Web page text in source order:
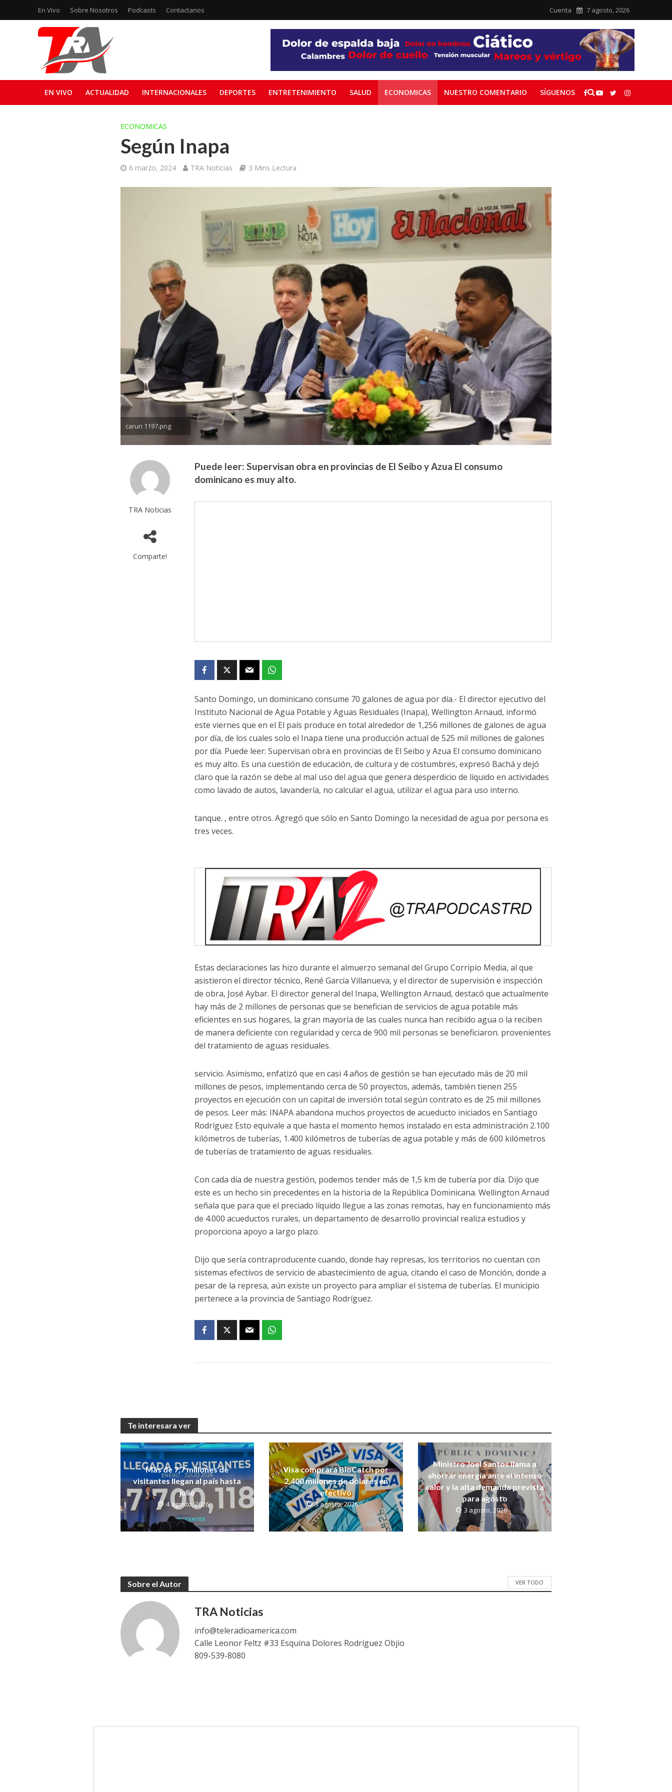
En Vivo Sobre Nosotros Podcasts Contactanos Cuenta 7 agosto, 2026
EN VIVO ACTUALIDAD INTERNACIONALES DEPORTES ENTRETENIMIENTO SALUD ECONOMICAS NUESTRO COMENTARIO SÍGUENOS
ECONOMICAS
Según Inapa
6 marzo, 2024 TRA Noticias 3 Mins Lectura
caruri 1197.png
TRA Noticias
Comparte!
Puede leer: Supervisan obra en provincias de El Seibo y Azua El consumo
dominicano es muy alto.
Santo Domingo, un dominicano consume 70 galones de agua por día.- El director ejecutivo del
Instituto Nacional de Agua Potable y Aguas Residuales (Inapa), Wellington Arnaud, informó
este viernes que en el El país produce en total alrededor de 1,256 millones de galones de agua
por día, de los cuales solo el Inapa tiene una producción actual de 525 mil millones de galones
por día. Puede leer: Supervisan obra en provincias de El Seibo y Azua El consumo dominicano
es muy alto. Es una cuestión de educación, de cultura y de costumbres, expresó Bachá y dejó
claro que la razón se debe al mal uso del agua que genera desperdicio de líquido en actividades
como lavado de autos, lavandería, no calcular el agua, utilizar el agua para uso interno.
tanque. , entre otros. Agregó que sólo en Santo Domingo la necesidad de agua por persona es
tres veces.
Estas declaraciones las hizo durante el almuerzo semanal del Grupo Corripio Media, al que
asistieron el director técnico, René García Villanueva, y el director de supervisión e inspección
de obra, José Aybar. El director general del Inapa, Wellington Arnaud, destacó que actualmente
hay más de 2 millones de personas que se benefician de servicios de agua potable más
eficientes en sus hogares, la gran mayoría de las cuales nunca han recibido agua o la reciben
de manera deficiente con regularidad y cerca de 900 mil personas se beneficiaron. provenientes
del tratamiento de aguas residuales.
servicio. Asimismo, enfatizó que en casi 4 años de gestión se han ejecutado más de 20 mil
millones de pesos, implementando cerca de 50 proyectos, además, también tienen 255
proyectos en ejecución con un capital de inversión total según contrato es de 25 mil millones
de pesos. Leer más: INAPA abandona muchos proyectos de acueducto iniciados en Santiago
Rodríguez Esto equivale a que hasta el momento hemos instalado en esta administración 2.100
kilómetros de tuberías, 1.400 kilómetros de tuberías de agua potable y más de 600 kilómetros
de tuberías de tratamiento de aguas residuales.
Con cada día de nuestra gestión, podemos tender más de 1,5 km de tubería por día. Dijo que
este es un hecho sin precedentes en la historia de la República Dominicana. Wellington Arnaud
señala que para que el preciado líquido llegue a las zonas remotas, hay en funcionamiento más
de 4.000 acueductos rurales, un departamento de desarrollo provincial realiza estudios y
proporciona apoyo a largo plazo.
Dijo que sería contraproducente cuando, donde hay represas, los territorios no cuentan con
sistemas efectivos de servicio de abastecimiento de agua, citando el caso de Monción, donde a
pesar de la represa, aún existe un proyecto para ampliar el sistema de tuberías. El municipio
pertenece a la provincia de Santiago Rodríguez.
Te interesara ver
Más de 7,7 millones de
visitantes llegan al país hasta
julio
4 agosto, 2026
Visa comprará BioCatch por
2,400 millones de dólares en
efectivo
3 agosto, 2026
Ministro Joel Santos llama a
ahorrar energía ante el intenso
calor y la alta demanda prevista
para agosto
3 agosto, 2026
Sobre el Autor VER TODO
TRA Noticias
info@teleradioamerica.com
Calle Leonor Feltz #33 Esquina Dolores Rodríguez Objio
809-539-8080